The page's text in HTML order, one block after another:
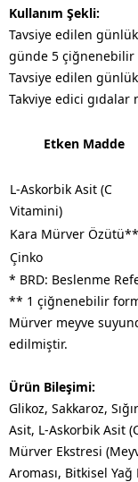
Kullanım Şekli:
Tavsiye edilen
günde 5 çiğnenebilir
Tavsiye edilen
Takviye edici
Etken Madde
L-Askorbik Asit (C
Vitamini)
Kara Mürver Özütü**
Çinko
* BRD: Beslenme
** 1 çiğnenebilir
Mürver meyve
edilmiştir.
Ürün Bileşimi:
Glikoz, Sakkaroz,
Asit, L-Askorbik Asit
Mürver Ekstresi
Aroması, Bitkisel Yağ